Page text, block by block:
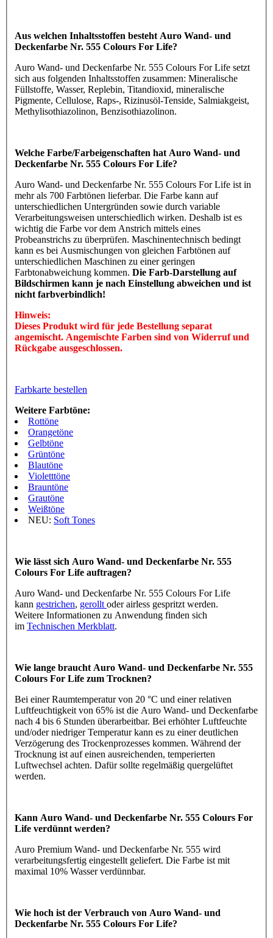
Aus welchen Inhaltsstoffen besteht Auro Wand- und
Deckenfarbe Nr. 555 Colours For Life?
Auro Wand- und Deckenfarbe Nr. 555 Colours For Life setzt
sich aus folgenden Inhaltsstoffen zusammen: Mineralische
Füllstoffe, Wasser, Replebin, Titandioxid, mineralische
Pigmente, Cellulose, Raps-, Rizinusöl-Tenside, Salmiakgeist,
Methylisothiazolinon, Benzisothiazolinon.
Welche Farbe/Farbeigenschaften hat Auro Wand- und
Deckenfarbe Nr. 555 Colours For Life?
Auro Wand- und Deckenfarbe Nr. 555 Colours For Life ist in
mehr als 700 Farbtönen lieferbar. Die Farbe kann auf
unterschiedlichen Untergründen sowie durch variable
Verarbeitungsweisen unterschiedlich wirken. Deshalb ist es
wichtig die Farbe vor dem Anstrich mittels eines
Probeanstrichs zu überprüfen. Maschinentechnisch bedingt
kann es bei Ausmischungen von gleichen Farbtönen auf
unterschiedlichen Maschinen zu einer geringen
Farbtonabweichung kommen. Die Farb-Darstellung auf
Bildschirmen kann je nach Einstellung abweichen und ist
nicht farbverbindlich!
Hinweis:
Dieses Produkt wird für jede Bestellung separat
angemischt. Angemischte Farben sind von Widerruf und
Rückgabe ausgeschlossen.
Farbkarte bestellen
Weitere Farbtöne:
Rottöne
Orangetöne
Gelbtöne
Grüntöne
Blautöne
Violetttöne
Brauntöne
Grautöne
Weißtöne
NEU: Soft Tones
Wie lässt sich Auro Wand- und Deckenfarbe Nr. 555
Colours For Life auftragen?
Auro Wand- und Deckenfarbe Nr. 555 Colours For Life
kann gestrichen, gerollt oder airless gespritzt werden.
Weitere Informationen zu Anwendung finden sich
im Technischen Merkblatt.
Wie lange braucht Auro Wand- und Deckenfarbe Nr. 555
Colours For Life zum Trocknen?
Bei einer Raumtemperatur von 20 °C und einer relativen
Luftfeuchtigkeit von 65% ist die Auro Wand- und Deckenfarbe
nach 4 bis 6 Stunden überarbeitbar. Bei erhöhter Luftfeuchte
und/oder niedriger Temperatur kann es zu einer deutlichen
Verzögerung des Trockenprozesses kommen. Während der
Trocknung ist auf einen ausreichenden, temperierten
Luftwechsel achten. Dafür sollte regelmäßig quergelüftet
werden.
Kann Auro Wand- und Deckenfarbe Nr. 555 Colours For
Life verdünnt werden?
Auro Premium Wand- und Deckenfarbe Nr. 555 wird
verarbeitungsfertig eingestellt geliefert. Die Farbe ist mit
maximal 10% Wasser verdünnbar.
Wie hoch ist der Verbrauch von Auro Wand- und
Deckenfarbe Nr. 555 Colours For Life?